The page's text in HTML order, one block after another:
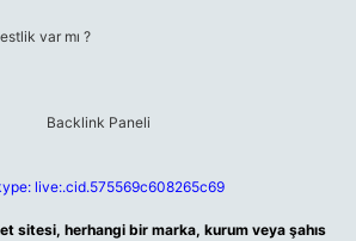
var mı ?
live:.cid.575569c608265c69
sitesi, herhangi bir marka, kurum veya şahıs